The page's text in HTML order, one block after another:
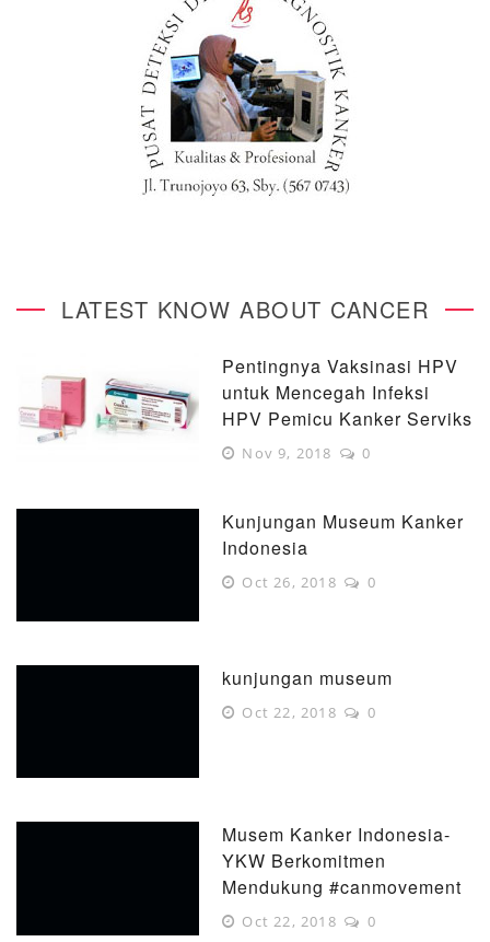
LATEST KNOW ABOUT CANCER
Pentingnya Vaksinasi HPV
untuk Mencegah Infeksi
HPV Pemicu Kanker Serviks
Nov 9, 2018 0
Kunjungan Museum Kanker
Indonesia
Oct 26, 2018 0
kunjungan museum
Oct 22, 2018 0
Musem Kanker Indonesia-
YKW Berkomitmen
Mendukung #canmovement
Oct 22, 2018 0